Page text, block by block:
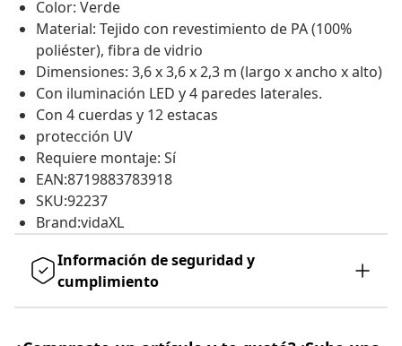
Color: Verde
Material: Tejido con revestimiento de PA (100%
poliéster), fibra de vidrio
Dimensiones: 3,6 x 3,6 x 2,3 m (largo x ancho x alto)
Con iluminación LED y 4 paredes laterales.
Con 4 cuerdas y 12 estacas
protección UV
Requiere montaje: Sí
EAN:8719883783918
SKU:92237
Brand:vidaXL
Información de seguridad y
cumplimiento